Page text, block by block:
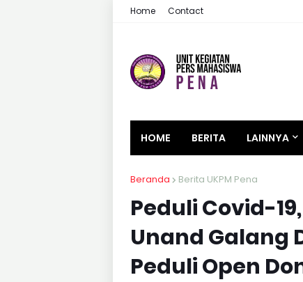
Home Contact
HOME BERITA LAINNYA
Beranda Berita UKPM Pena
Peduli Covid-19,
Unand Galang
Peduli Open